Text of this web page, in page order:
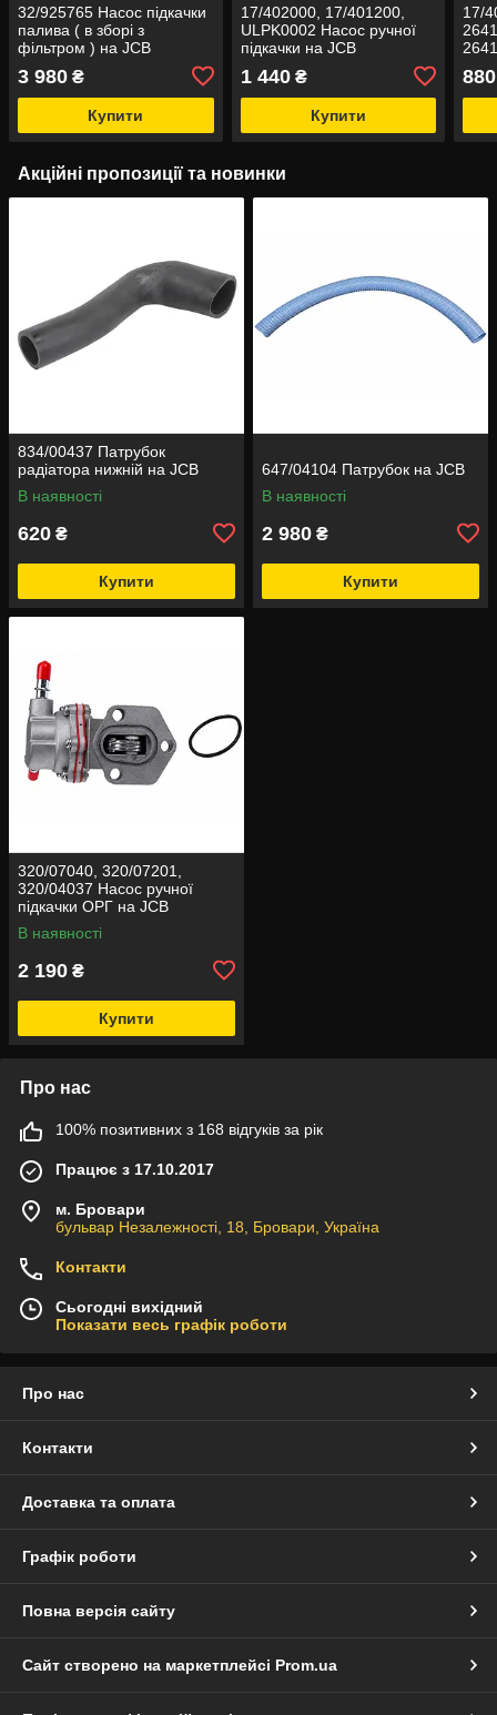
32/925765 Насос підкачки
палива ( в зборі з
фільтром ) на JCB
3 980 ₴
Купити
17/402000, 17/401200,
ULPK0002 Насос ручної
підкачки на JCB
1 440₴
Купити
17/
880
Акційні пропозиції та новинки
834/00437 Патрубок
радіатора нижній на JCB
В наявності
620 ₴
Купити
647/04104 Патрубок на JCB
В наявності
2 980 ₴
Купити
320/07040, 320/07201,
320/04037 Насос ручної
підкачки ОРГ на JCB
В наявності
2 190 ₴
Купити
Про нас
100% позитивних з 168 відгуків за рік
Працює з 17.10.2017
м. Бровари
бульвар Незалежності, 18, Бровари, Україна
Контакти
Сьогодні вихідний
Показати весь графік роботи
Про нас
Контакти
Доставка та оплата
Графік роботи
Повна версія сайту
Сайт створено на маркетплейсі Prom.ua